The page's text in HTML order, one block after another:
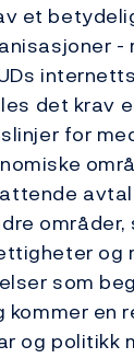
et
-
det krav
for
og
som
kommer en
og politikk